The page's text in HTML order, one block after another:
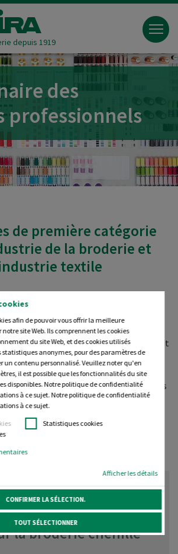
afin de pouvoir vous offrir la meilleure
notre site Web. Ils comprennent les cookies
du site Web, et des cookies utilisés
anonymes, pour des paramètres de
un contenu personnalisé. Veuillez noter qu'en
il est possible que les fonctionnalités du site
disponibles. Notre politique de confidentialité
à ce sujet. Notre politique de confidentialité
à ce sujet.
Statistiques cookies
Afficher les détails
CONFIRMER LA SÉLECTION.
TOUT SÉLECTIONNER
depuis 1919
des
professionnels
de première catégorie
de la broderie et
textile
Madeira, est l’un des fabricants de fils
monde et votre partenaire pour des
accessoires et des fils de qualité. Ancrés
centenaire, nous produisons et
renommés, optimisés pour la
machines à broder à plusieurs aiguilles.
marques et de nombreux brodeurs
soutenons aussi volontiers votre
et un conseil personnalisé.
— Fil en polyester
la broderie chenille